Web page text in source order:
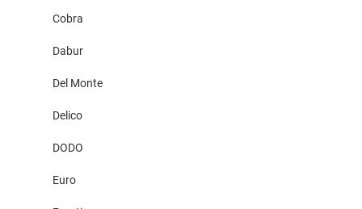
Cobra
Dabur
Del Monte
Delico
DODO
Euro